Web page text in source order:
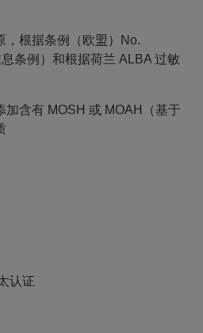
，根据条例（欧盟）No.
条例）和根据荷兰 ALBA 过敏
加含有 MOSH 或 MOAH（基于
认证